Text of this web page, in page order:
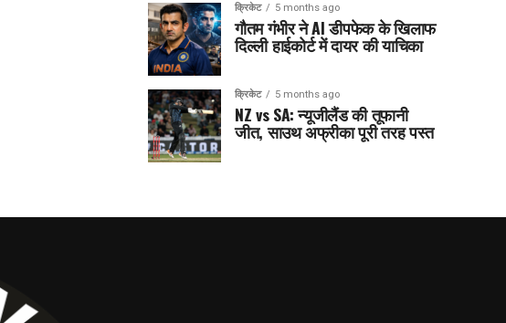
क्रिकेट 5 months ago
गौतम गंभीर ने AI डीपफेक के खिलाफ
दिल्ली हाईकोर्ट में दायर की याचिका
क्रिकेट 5 months ago
NZ vs SA: न्यूजीलैंड की तूफानी
जीत, साउथ अफ्रीका पूरी तरह पस्त